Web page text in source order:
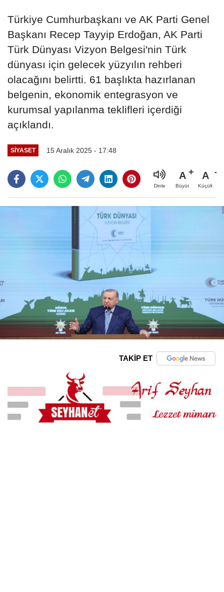
Türkiye Cumhurbaşkanı ve AK Parti Genel
Başkanı Recep Tayyip Erdoğan, AK Parti
Türk Dünyası Vizyon Belgesi'nin Türk
dünyası için gelecek yüzyılın rehberi
olacağını belirtti. 61 başlıkta hazırlanan
belgenin, ekonomik entegrasyon ve
kurumsal yapılanma teklifleri içerdiği
açıklandı.
SIYASET 15 Aralık 2025 - 17:48
Dinle
A
Büyüt
A
Küçült
TAKİP ET